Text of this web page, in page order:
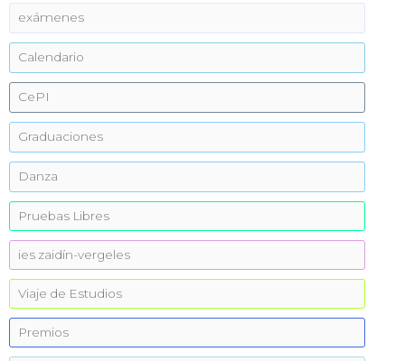
exámenes
Calendario
CePI
Graduaciones
Danza
Pruebas Libres
ies zaidín-vergeles
Viaje de Estudios
Premios